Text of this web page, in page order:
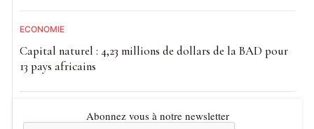
ECONOMIE
Capital naturel : 4,23 millions de dollars de la BAD pour
13 pays africains
Abonnez vous à notre newsletter